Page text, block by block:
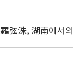
羅弦洙, 湖南에서